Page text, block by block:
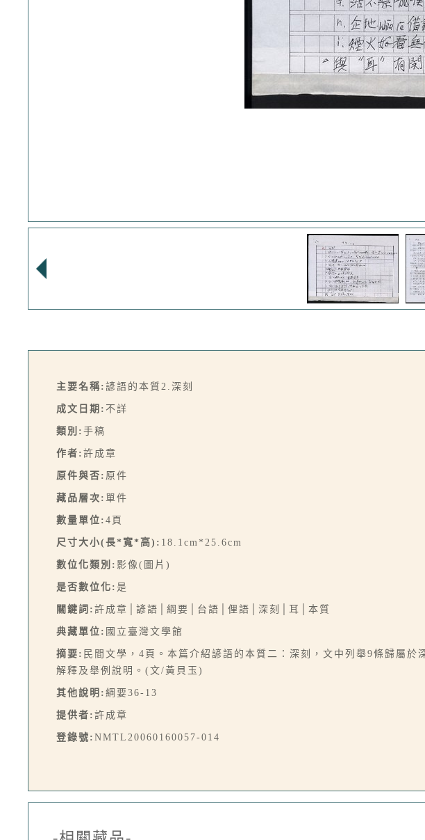
主要名稱: 諺語的本質2.深刻
成文日期: 不詳
類別: 手稿
作者: 許成章
原件與否: 原件
藏品層次: 單件
數量單位: 4頁
尺寸大小(長*寬*高): 18.1cm*25.6cm
數位化類別: 影像(圖片)
是否數位化: 是
關鍵詞: 許成章│諺語│綱要│台語│俚語│深刻│耳│本質
典藏單位: 國立臺灣文學館
摘要: 民間文學，4頁。本篇介紹諺語的本質二：深刻，文中列舉9條歸屬
解釋及舉例說明。(文/黃貝玉)
其他說明: 綱要36-13
提供者: 許成章
登錄號: NMTL20060160057-014